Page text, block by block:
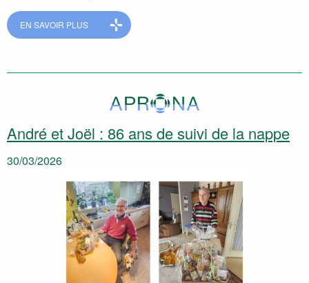
EN SAVOIR PLUS
André et Joël : 86 ans de suivi de la nappe
30/03/2026